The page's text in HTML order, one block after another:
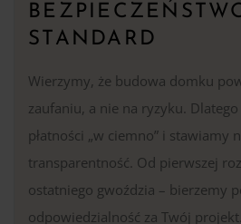
STANDARD
Wierzymy, że budowa domku
zaufaniu, a nie na ryzyku.
płatności „w ciemno” i stawiamy
transparentność. Od pierwszej
ostatniego gwoździa – bierzemy
odpowiedzialność za Twój